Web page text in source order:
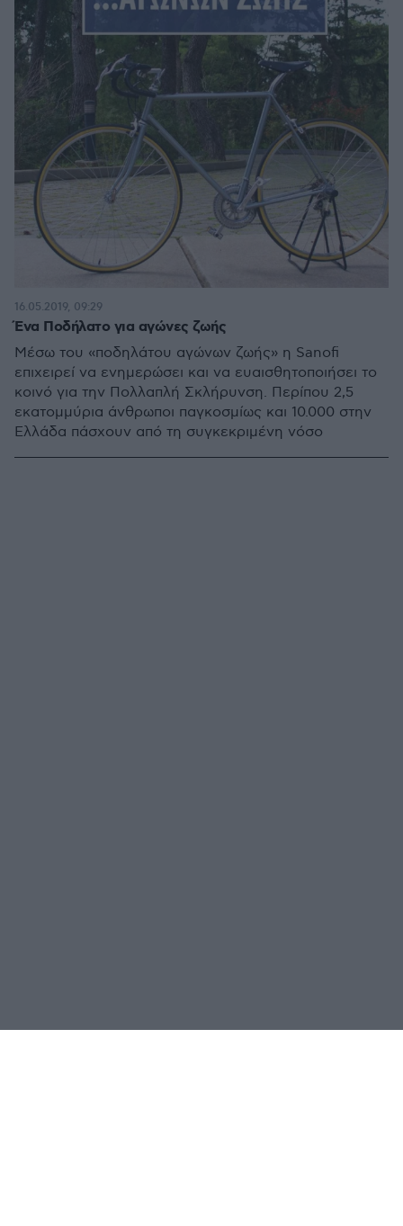
Ένα Ποδήλατο για αγώνες ζωής
Μέσω του «ποδηλάτου αγώνων ζωής» η Sanofi
επιχειρεί να ενημερώσει και να ευαισθητοποιήσει το
κοινό για την Πολλαπλή Σκλήρυνση. Περίπου 2,5
εκατομμύρια άνθρωποι παγκοσμίως και 10.000 στην
Ελλάδα πάσχουν από τη συγκεκριμένη νόσο
16.05.2019, 09:29